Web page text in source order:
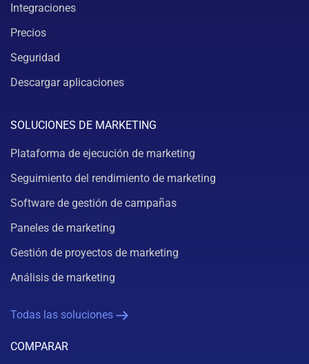
Integraciones
Precios
Seguridad
Descargar aplicaciones
SOLUCIONES DE MARKETING
Plataforma de ejecución de marketing
Seguimiento del rendimiento de marketing
Software de gestión de campañas
Paneles de marketing
Gestión de proyectos de marketing
Análisis de marketing
Todas las soluciones
COMPARAR